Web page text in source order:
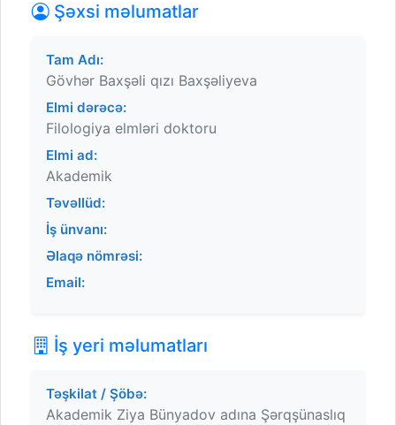
Şəxsi məlumatlar
Tam Adı:
Gövhər Baxşəli qızı Baxşəliyeva
Elmi dərəcə:
Filologiya elmləri doktoru
Elmi ad:
Akademik
Təvəllüd:
İş ünvanı:
Əlaqə nömrəsi:
Email:
İş yeri məlumatları
Təşkilat / Şöbə:
Akademik Ziya Bünyadov adına Şərqşünaslıq